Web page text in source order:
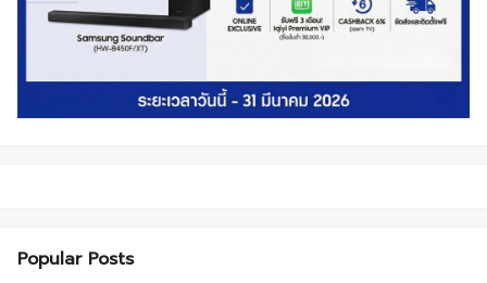
Popular Posts